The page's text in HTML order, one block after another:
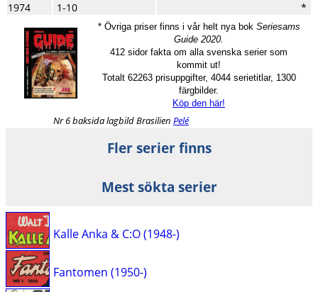
1974 1-10 *
* Övriga priser finns i vår helt nya bok Seriesams
Guide 2020.
412 sidor fakta om alla svenska serier som
kommit ut!
Totalt 62263 prisuppgifter, 4044 serietitlar, 1300
färgbilder.
Köp den här!
Nr 6 baksida lagbild Brasilien Pelé
Fler serier finns
Mest sökta serier
Kalle Anka & C:O (1948-)
Fantomen (1950-)